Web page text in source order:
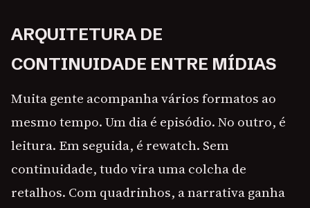
ARQUITETURA DE
CONTINUIDADE ENTRE MÍDIAS
Muita gente acompanha vários formatos ao
mesmo tempo. Um dia é episódio. No outro, é
leitura. Em seguida, é rewatch. Sem
continuidade, tudo vira uma colcha de
retalhos. Com quadrinhos, a narrativa ganha